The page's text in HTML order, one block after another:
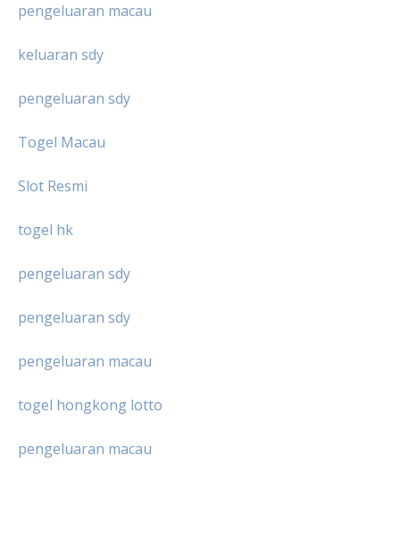
pengeluaran macau
keluaran sdy
pengeluaran sdy
Togel Macau
Slot Resmi
togel hk
pengeluaran sdy
pengeluaran sdy
pengeluaran macau
togel hongkong lotto
pengeluaran macau